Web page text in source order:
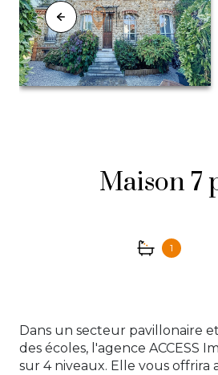
1
Dans un secteur pavillonaire
des écoles, l'agence ACCESS
sur 4 niveaux. Elle vous offrira